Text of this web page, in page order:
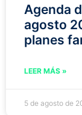
Agenda
agosto
planes
LEER MÁS »
5 de agosto de